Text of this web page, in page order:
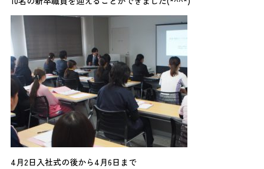
4月2日入社式の後から4月6日まで